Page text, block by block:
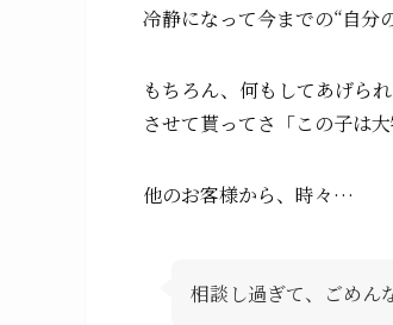
冷静になって今までの“自分
もちろん、何もしてあげら
させて貰ってさ「この子は
他のお客様から、時々…
相談し過ぎて、ごめん